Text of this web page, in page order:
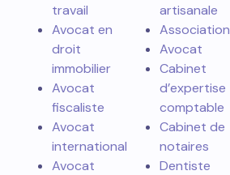
travail
Avocat en
droit
immobilier
Avocat
fiscaliste
Avocat
international
Avocat
artisanale
Association
Avocat
Cabinet
d’expertise
comptable
Cabinet de
notaires
Dentiste